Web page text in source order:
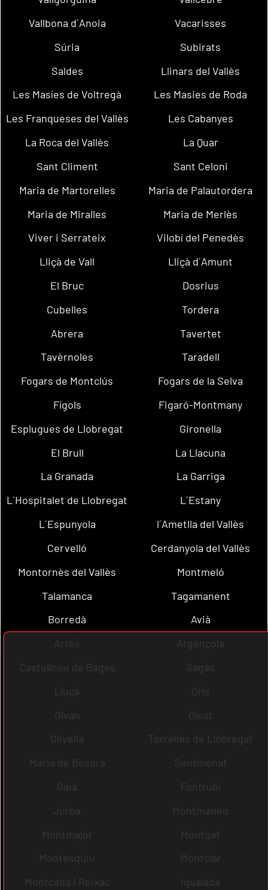
Vallbona d´Anoia
Vacarisses
Súria
Subirats
Saldes
Llinars del Vallès
Les Masíes de Voltregà
Les Masies de Roda
Les Franqueses del Vallès
Les Cabanyes
La Roca del Vallès
La Quar
Sant Climent
Sant Celoni
Maria de Martorelles
Maria de Palautordera
Maria de Miralles
Maria de Merlès
Viver i Serrateix
Vilobí del Penedès
Lliçà de Vall
Lliçà d´Amunt
El Bruc
Dosrius
Cubelles
Tordera
Abrera
Tavertet
Tavèrnoles
Taradell
Fogars de Montclús
Fogars de la Selva
Fígols
Figaró-Montmany
Esplugues de Llobregat
Gironella
El Brull
La Llacuna
La Granada
La Garriga
L´Hospitalet de Llobregat
L´Estany
L´Espunyola
l´Ametlla del Vallès
Cervelló
Cerdanyola del Vallès
Montornès del Vallès
Montmeló
Talamanca
Tagamanent
Borredà
Avià
Artés
Argençola
Castellnou de Bages
Sagàs
Lluçà
Orís
Olvan
Olost
Olivella
Torrelles de Llobregat
Maria de Besora
Sentmenat
Gaià
Fontrubí
Jorba
Montmaneu
Montmajor
Montgat
Montesquiu
Montclar
Montcada i Reixac
Igualada